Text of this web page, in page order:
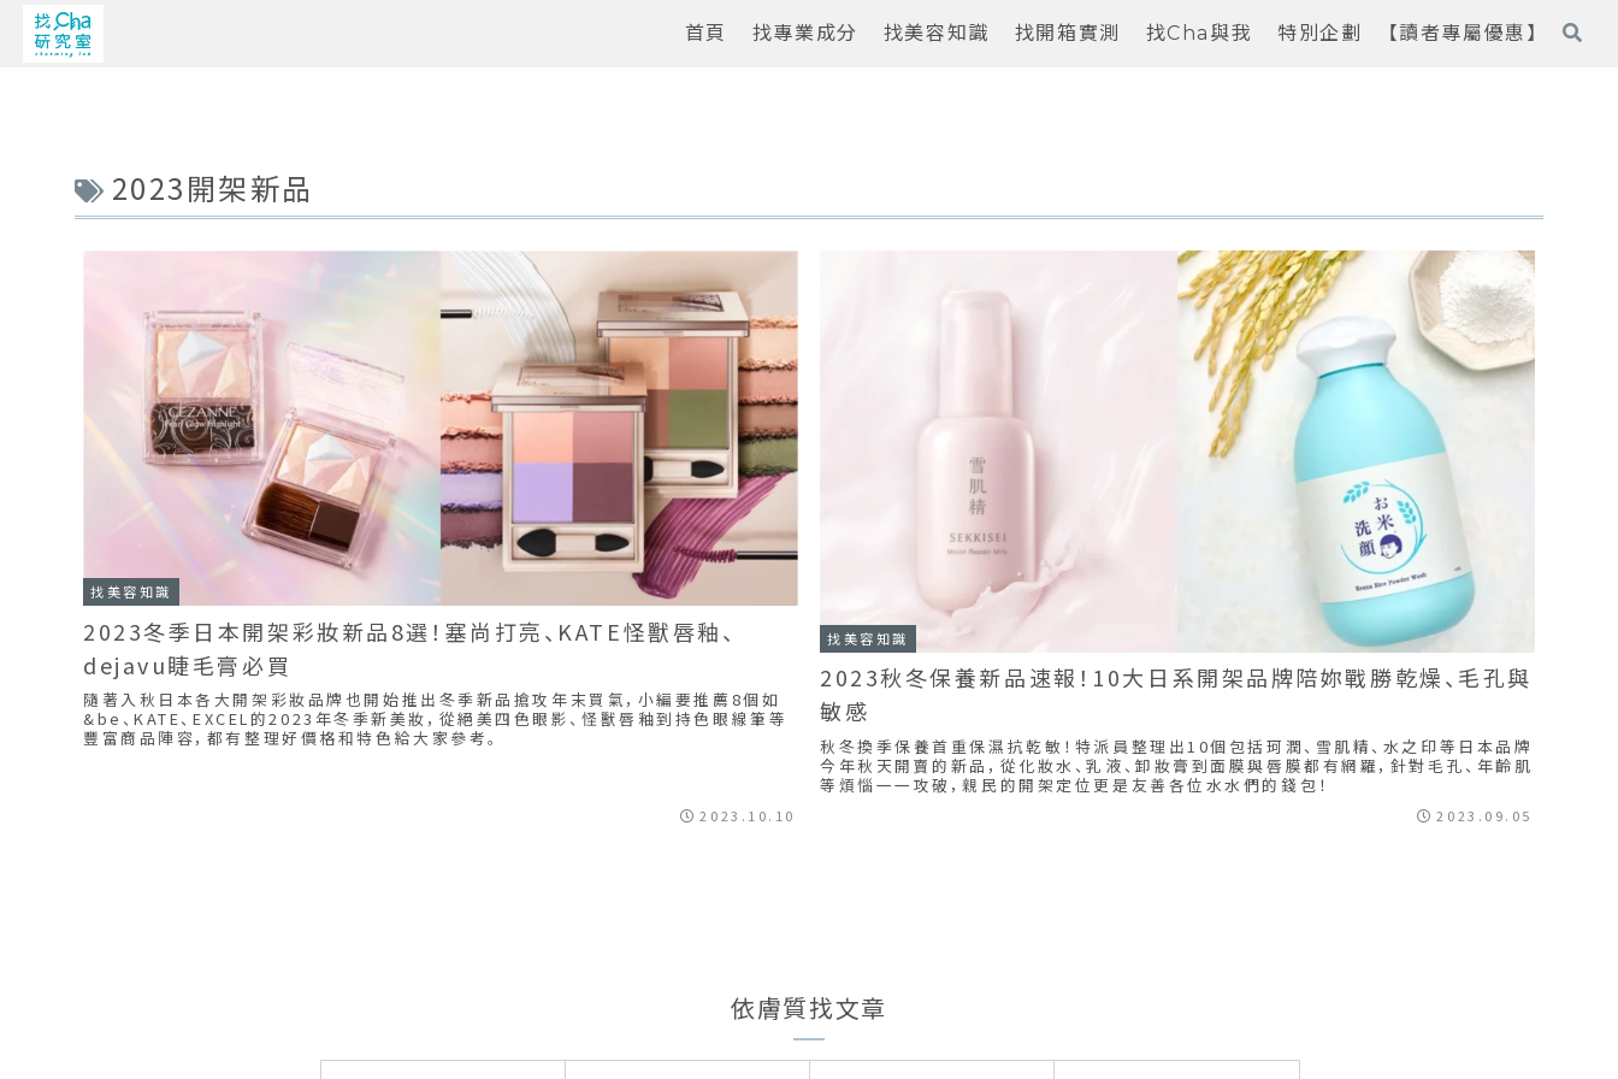
首頁 找專業成分 找美容知識 找開箱實測 找Cha與我 特別企劃 【讀者專屬優惠】
2023開架新品
找美容知識
2023冬季日本開架彩妝新品8選！塞尚打亮、KATE怪獸唇釉、
dejavu睫毛膏必買
隨著入秋日本各大開架彩妝品牌也開始推出冬季新品搶攻年末買氣，小編要推薦8個如
&be、KATE、EXCEL的2023年冬季新美妝，從絕美四色眼影、怪獸唇釉到持色眼線筆等
豐富商品陣容，都有整理好價格和特色給大家參考。
2023.10.10
找美容知識
2023秋冬保養新品速報！10大日系開架品牌陪妳戰勝乾燥、毛孔與
敏感
秋冬換季保養首重保濕抗乾敏！特派員整理出10個包括珂潤、雪肌精、水之印等日本品牌
今年秋天開賣的新品，從化妝水、乳液、卸妝膏到面膜與唇膜都有網羅，針對毛孔、年齡肌
等煩惱一一攻破，親民的開架定位更是友善各位水水們的錢包！
2023.09.05
依膚質找文章